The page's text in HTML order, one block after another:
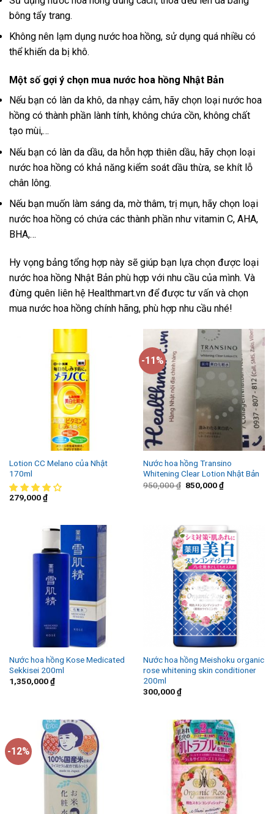
bông tẩy trang.
Không nên lạm dụng nước hoa hồng, sử dụng quá nhiều có
thể khiến da bị khô.
Một số gợi ý chọn mua nước hoa hồng Nhật Bản
Nếu bạn có làn da khô, da nhạy cảm, hãy chọn loại nước hoa
hồng có thành phần lành tính, không chứa cồn, không chất
tạo mùi,…
Nếu bạn có làn da dầu, da hỗn hợp thiên dầu, hãy chọn loại
nước hoa hồng có khả năng kiểm soát dầu thừa, se khít lỗ
chân lông.
Nếu bạn muốn làm sáng da, mờ thâm, trị mụn, hãy chọn loại
nước hoa hồng có chứa các thành phần như vitamin C, AHA,
BHA,…
Hy vọng bảng tổng hợp này sẽ giúp bạn lựa chọn được loại
nước hoa hồng Nhật Bản phù hợp với nhu cầu của mình. Và
đừng quên liên hệ Healthmart.vn để được tư vấn và chọn
mua nước hoa hồng chính hãng, phù hợp nhu cầu nhé!
Lotion CC Melano của Nhật
170ml
279,000₫
-11%
Nước hoa hồng Transino
Whitening Clear Lotion Nhật Bản
950,000₫ 850,000₫
Nước hoa hồng Kose Medicated
Sekkisei 200ml
1,350,000₫
Nước hoa hồng Meishoku organic
rose whitening skin conditioner
200ml
300,000₫
-12%